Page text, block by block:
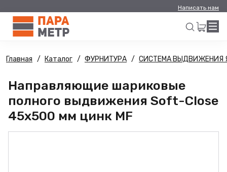
Написать нам
Искать
Главная Каталог ФУРНИТУРА СИСТЕМА ВЫДВИЖЕНИЯ
Направляющие шариковые
полного выдвижения Soft-Close
45х500 мм цинк MF